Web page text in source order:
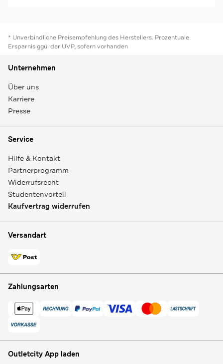
* Unverbindliche Preisempfehlung des Herstellers. Prozentuale
Ersparnis ggü. der UVP, sofern vorhanden
Unternehmen
Über uns
Karriere
Presse
Service
Hilfe & Kontakt
Partnerprogramm
Widerrufsrecht
Studentenvorteil
Kaufvertrag widerrufen
Versandart
Zahlungsarten
Outletcity App laden